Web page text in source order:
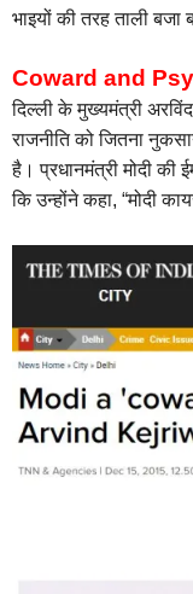
भाइयों की तरह ताली बजा
Coward and
दिल्ली के मुख्यमंत्री
राजनीति को जितना
है। प्रधानमंत्री मोदी की
कि उन्होंने कहा, “मोदी